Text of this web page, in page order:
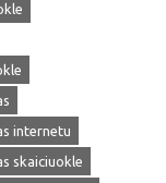
internetu
skaiciuokle